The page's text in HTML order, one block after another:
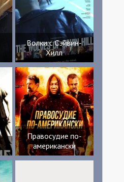
Волки с Сэйвин-
Хилл
Правосудие по-
американски